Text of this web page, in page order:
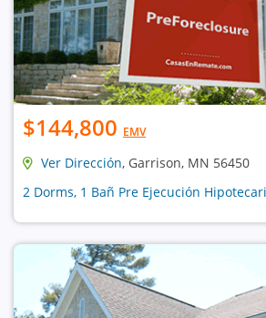
$144,800 EMV
Ver Dirección, Garrison, MN 56450
2 Dorms, 1 Bañ Pre Ejecución